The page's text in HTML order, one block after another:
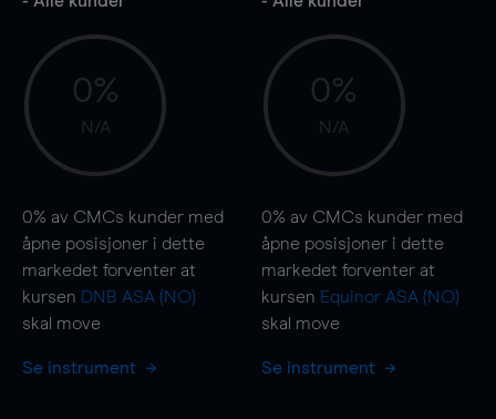
0%
N/A
0% av CMCs kunder med
åpne posisjoner i dette
markedet forventer at
kursen DNB ASA (NO)
skal move
Se instrument
0%
N/A
0% av CMCs kunder med
åpne posisjoner i dette
markedet forventer at
kursen Equinor ASA (NO)
skal move
Se instrument